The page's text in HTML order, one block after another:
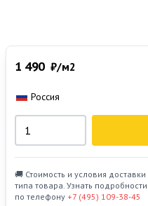
1 490 ₽/м2
Россия
🚚 Стоимость и условия
типа товара. Узнать
по телефону +7 (495) 109-38-45